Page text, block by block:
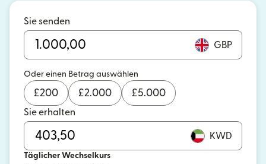
Sie senden
GBP
Oder einen Betrag auswählen
£200 £2.000 £5.000
Sie erhalten
KWD
Täglicher Wechselkurs